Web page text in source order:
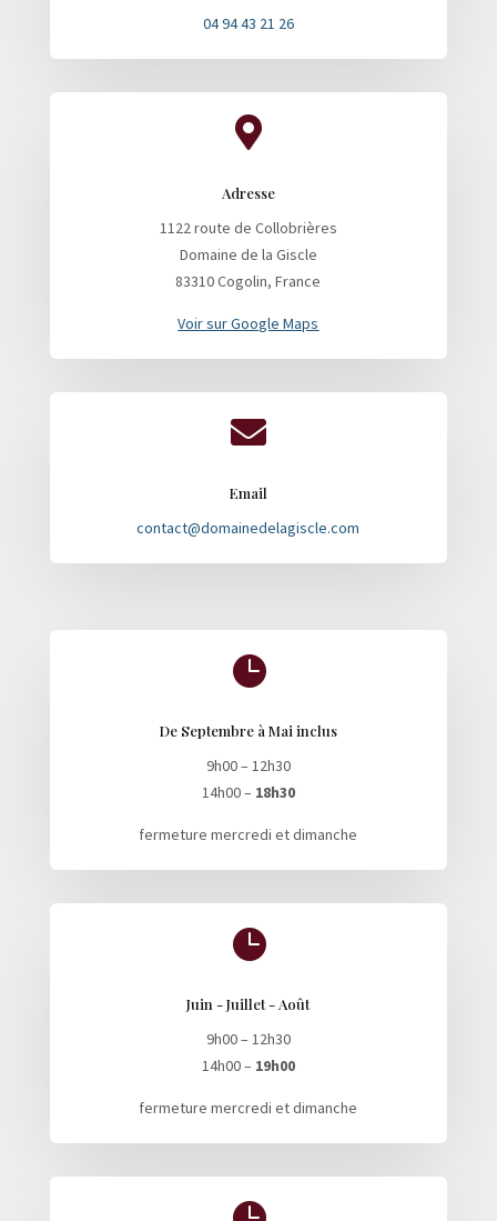
04 94 43 21 26

Adresse
1122 route de Collobrières
Domaine de la Giscle
83310 Cogolin, France
Voir sur Google Maps

Email
contact@domainedelagiscle.com

De Septembre à Mai inclus
9h00 – 12h30
14h00 – 18h30
fermeture mercredi et dimanche

Juin - Juillet - Août
9h00 – 12h30
14h00 – 19h00
fermeture mercredi et dimanche